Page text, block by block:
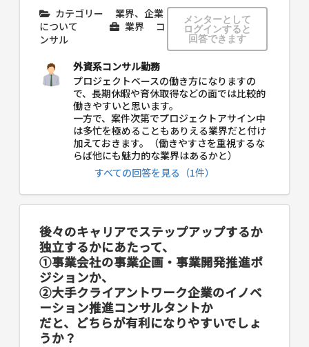
カテゴリー
業界、企業
について
業界
コ
ンサル
メンターとして
ログインすると
回答できます
外資系コンサル勤務
プロジェクトベースの働き方になりますの
で、長期休暇や育休取得などの面では比較的
働きやすいと思います。
一方で、案件次第でプロジェクトアサイン中
は多忙を極めることもありえる業界だと付け
加えておきます。（働きやすさを重視するな
らば他にも魅力的な業界はあるかと）
すべての回答を見る（1件）
後々のキャリアでステップアップするか
独立するかにあたって、
①事業会社の事業企画・事業開発推進ポ
ジションか、
②大手クライアントワーク企業のイノベ
ーション推進コンサルタントか
だと、どちらが有利になりやすいでしょ
うか？